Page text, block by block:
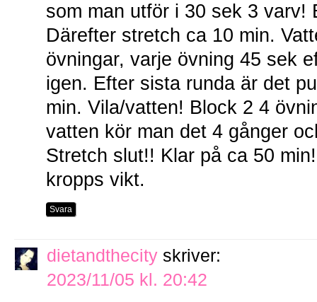
som man utför i 30 sek 3
Därefter stretch ca 10 min.
övningar, varje övning 45 sek
igen. Efter sista runda är det
min. Vila/vatten! Block 2 4
vatten kör man det 4 gånger
Stretch slut!! Klar på ca 50
kropps vikt.
Svara
dietandthecity skriver:
2023/11/05 kl. 20:42